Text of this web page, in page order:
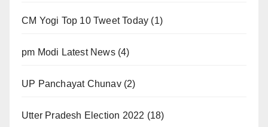
CM Yogi Top 10 Tweet Today (1)
pm Modi Latest News(4)
UP Panchayat Chunav(2)
Utter Pradesh Election 2022 (18)